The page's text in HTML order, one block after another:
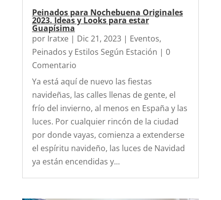
Peinados para Nochebuena Originales
2023. Ideas y Looks para estar
Guapísima
por Iratxe| Dic 21, 2023| Eventos,
Peinados y Estilos Según Estación | 0
Comentario
Ya está aquí de nuevo las fiestas
navideñas, las calles llenas de gente, el
frío del invierno, al menos en España y las
luces. Por cualquier rincón de la ciudad
por donde vayas, comienza a extenderse
el espíritu navideño, las luces de Navidad
ya están encendidas y...